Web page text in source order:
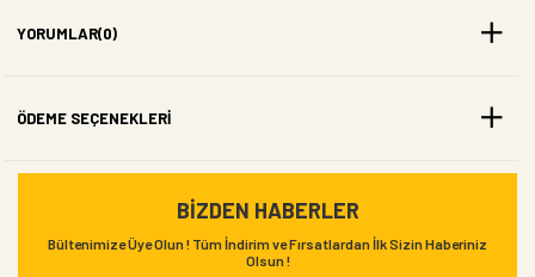
olmasını engeller.
da kullanılabilir.
YORUMLAR(0)
ÖDEME SEÇENEKLERI
BIZDEN HABERLER
Bültenimize Üye Olun ! Tüm İndirim ve Fırsatlardan İlk Sizin Haberiniz
Olsun !